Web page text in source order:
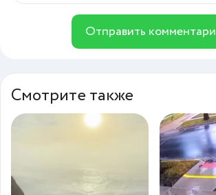
Отправить
Смотрите также